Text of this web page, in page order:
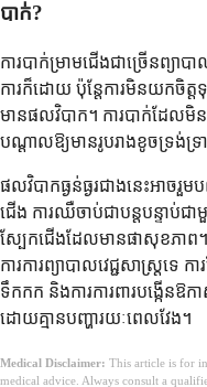
បាក់?
ការបាក់ម្រាមជើងជាច្រើនព្យាប
ការក៏ដោយ ប៉ុន្តែការមិនយកចិត្ត
មានផលវិបាក។ ការបាក់ដែលមិ
បណ្តាលឱ្យមានរូបរាងខូចទ្រង់ទ្
ផលវិបាកធ្ងន់ធ្ងរជាងនេះអាចរួ
ជើង ការឈឺចាប់ជាបន្តបន្ទាប់ជា
ស្បែកជើងដែលមានផាសុខភាព។
ការការព្យាបាលវេជ្ជសាស្រ្តទេ
ទឹកកក និងការការពារបង្កើនឱ
ដោយគ្មានបញ្ហារយៈពេលវែង។
Medical Disclaimer: This article is for
medical advice. Always consult a